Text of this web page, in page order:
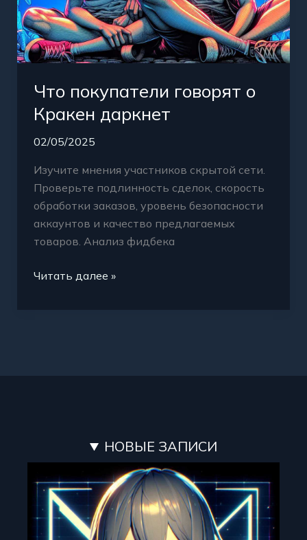
Что покупатели говорят о
Кракен даркнет
02/05/2025
Изучите мнения участников скрытой сети.
Проверьте подлинность сделок, скорость
обработки заказов, уровень безопасности
аккаунтов и качество предлагаемых
товаров. Анализ фидбека
Читать далее »
НОВЫЕ ЗАПИСИ